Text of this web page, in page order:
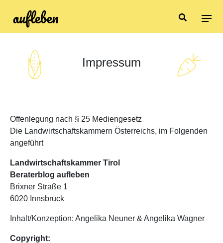
Impressum
Offenlegung nach § 25 Mediengesetz
Die Landwirtschaftskammern Österreichs, im Folgenden
angeführt
Landwirtschaftskammer Tirol
Beraterblog aufleben
Brixner Straße 1
6020 Innsbruck
Inhalt/Konzeption: Angelika Neuner & Angelika Wagner
Copyright: